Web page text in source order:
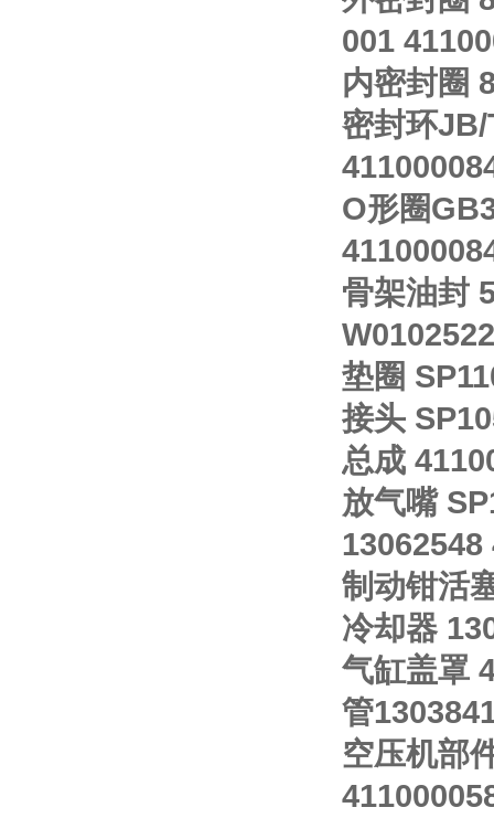
001
内密封圈
密封环
O形圈
骨架油封
垫圈
接头
总成
放气嘴
13062548
制动钳活
冷却器
气缸盖罩
管
空压机部